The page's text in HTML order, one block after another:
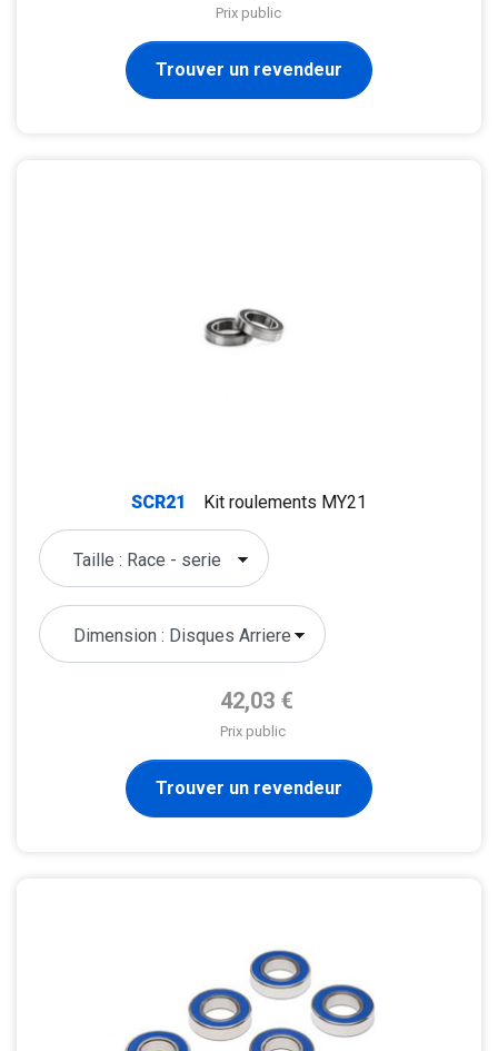
Prix public
Trouver un revendeur
SCR21 Kit roulements MY21
Prix de base
42,03 €
Prix public
Trouver un revendeur